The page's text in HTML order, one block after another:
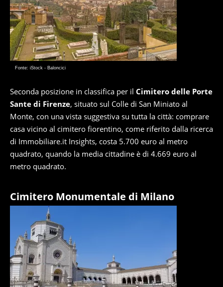
Fonte: iStock - Baloncici
Seconda posizione in classifica per il Cimitero delle Porte
Sante di Firenze, situato sul Colle di San Miniato al
Monte, con una vista suggestiva su tutta la città: comprare
casa vicino al cimitero fiorentino, come riferito dalla ricerca
di Immobiliare.it Insights, costa 5.700 euro al metro
quadrato, quando la media cittadine è di 4.669 euro al
metro quadrato.
Cimitero Monumentale di Milano